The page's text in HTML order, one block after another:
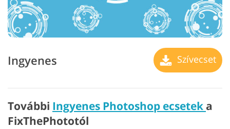
Ingyenes Szívecset
További Ingyenes Photoshop ecsetek a
FixThePhototól